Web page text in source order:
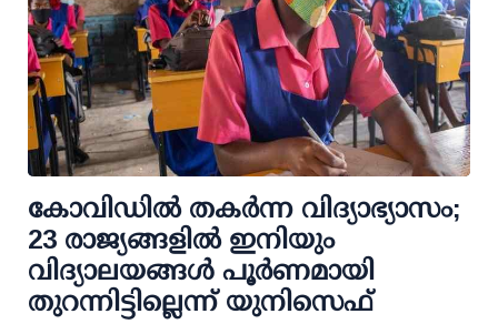
കോവിഡില്‍ തകര്‍ന്ന വിദ്യാഭ്യാസം;
23 രാജ്യങ്ങളില്‍ ഇനിയും
വിദ്യാലയങ്ങള്‍ പൂര്‍ണമായി
തുറന്നിട്ടില്ലെന്ന് യുനിസെഫ്